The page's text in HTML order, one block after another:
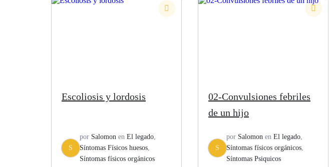
Escoliosis y lordosis
S
por Salomon en El legado,
Síntomas Físicos huesos,
Síntomas físicos orgánicos
02-Convulsiones febriles
de un hijo
S
por Salomon en El legado,
Síntomas físicos orgánicos,
Síntomas Psiquicos